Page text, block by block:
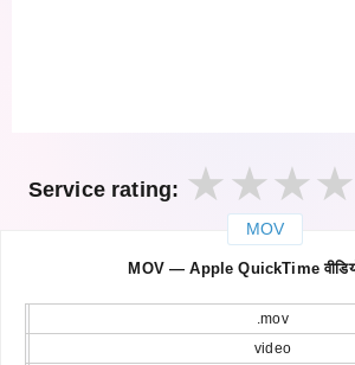
Service rating:
MOV
MOV — Apple QuickTime
.mov
video